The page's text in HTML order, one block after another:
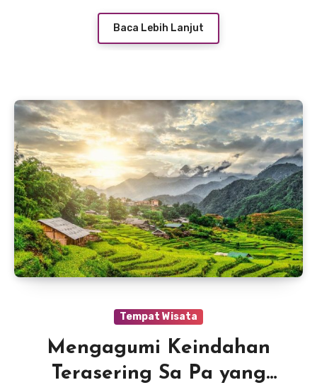
Baca Lebih Lanjut
Tempat Wisata
Mengagumi Keindahan
Terasering Sa Pa yang